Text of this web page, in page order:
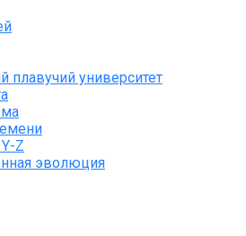
плавучий университет
Z
эволюция